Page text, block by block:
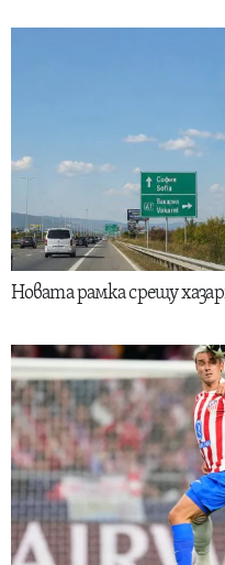
Новата рамка срещу